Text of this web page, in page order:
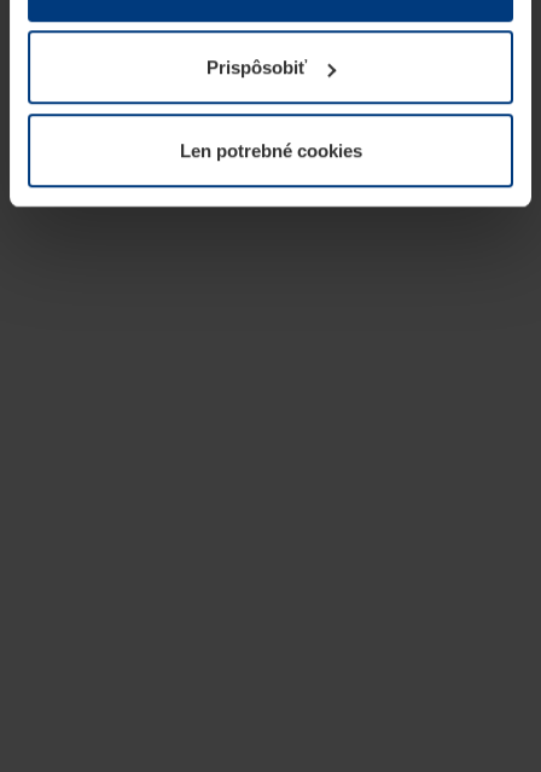
prevádzku tejto stránky. Pre všetky ostatné typy cookie
potrebujeme Vaše povolenie. Vaše povolenie môžete
kedykoľvek zmeniť alebo odvolať vo vysvetlení cookie
našej webovej stránky.
Prispôsobiť
Len potrebné cookies